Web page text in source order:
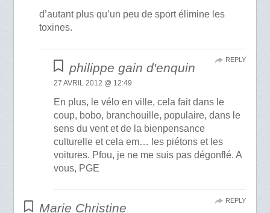
d’autant plus qu’un peu de sport élimine les
toxines.
philippe gain d'enquin
27 AVRIL 2012 @ 12:49
En plus, le vélo en ville, cela fait dans le
coup, bobo, branchouille, populaire, dans le
sens du vent et de la bienpensance
culturelle et cela em… les piétons et les
voitures. Pfou, je ne me suis pas dégonflé. A
vous, PGE
REPLY
Marie Christine
REPLY